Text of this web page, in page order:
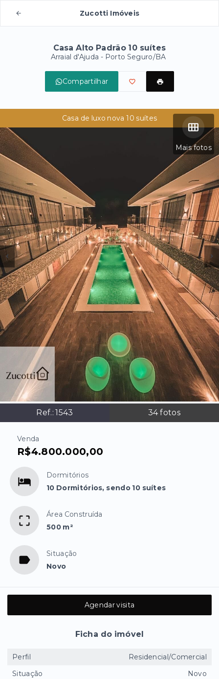
Zucotti Imóveis
Casa Alto Padrão 10 suítes
Arraial d'Ajuda - Porto Seguro/BA
Compartilhar
Mais fotos
Ref.:1543 34fotos
Casa de luxo nova 10 suítes
Venda
R$4.800.000,00
Dormitórios
10 Dormitórios, sendo 10 suítes
Área Construída
500 m²
Situação
Novo
Agendar visita
Ficha do imóvel
Perfil
Residencial/Comercial
Situação
Novo